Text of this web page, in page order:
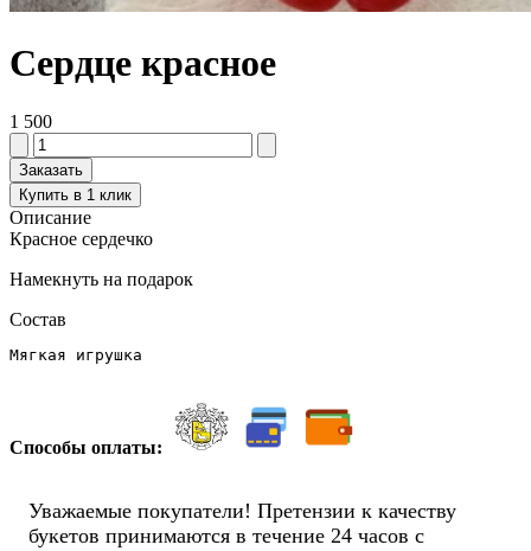
Сердце красное
1 500
Заказать
Купить в 1 клик
Описание
Красное сердечко
Намекнуть на подарок
Состав
Мягкая игрушка
Способы оплаты:
Уважаемые покупатели! Претензии к качеству
букетов принимаются в течение 24 часов с